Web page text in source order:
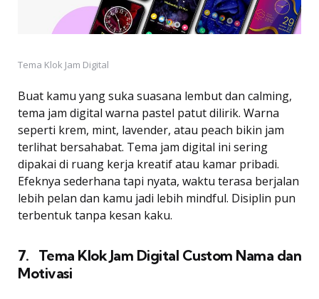
Tema Klok Jam Digital
Buat kamu yang suka suasana lembut dan calming,
tema jam digital warna pastel patut dilirik. Warna
seperti krem, mint, lavender, atau peach bikin jam
terlihat bersahabat. Tema jam digital ini sering
dipakai di ruang kerja kreatif atau kamar pribadi.
Efeknya sederhana tapi nyata, waktu terasa berjalan
lebih pelan dan kamu jadi lebih mindful. Disiplin pun
terbentuk tanpa kesan kaku.
7. Tema Klok Jam Digital Custom Nama dan
Motivasi